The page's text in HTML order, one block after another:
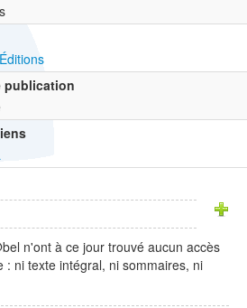
publication
n'ont à ce jour trouvé aucun accès
: ni texte intégral, ni sommaires, ni